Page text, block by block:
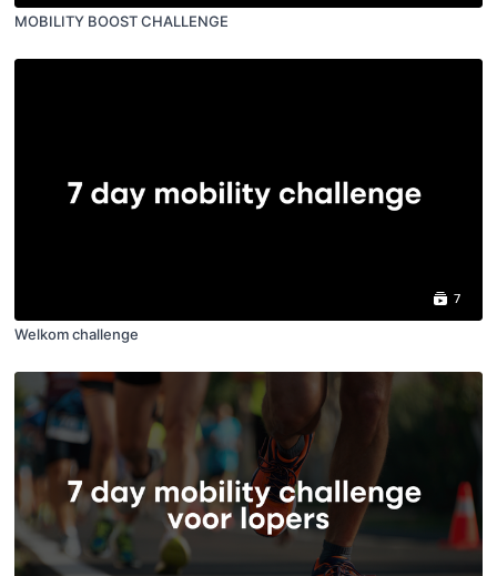
MOBILITY BOOST CHALLENGE
7
Welkom challenge